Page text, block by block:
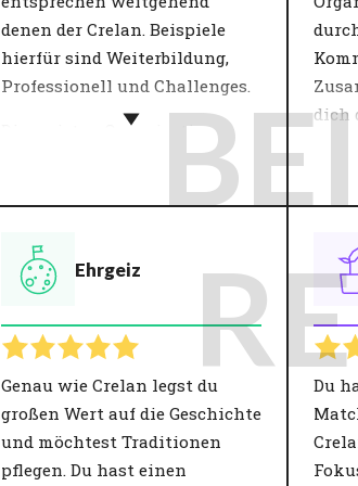
denen der Crelan. Beispiele
hierfür sind Weiterbildung,
Professionell und Challenges.
Die meisten Organisationen
definieren ihre Werte, indem
Schlüsselbegriffen
beschreiben, wofür das
Unternehmen steht. Wichtige
Entscheidungen werden
anhand dieser "Kernwerte"
überprüft. Die Werte einer
Organisation geben Kunden
und Mitarbeitenden Einblick
in die Verhaltensweisen, die
sie von der Organisation
dich
um
Eine
Ehrgeiz
Genau wie Crelan legst du
großen Wert auf die Geschichte
und möchtest Traditionen
pflegen. Du hast einen
Du